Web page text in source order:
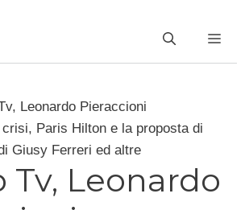
Leonardo Pieraccioni
Paris Hilton e la proposta di
Giusy Ferreri ed altre
Tv, Leonardo